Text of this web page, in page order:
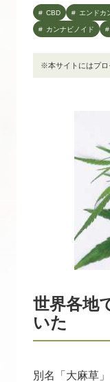
CBD エンドカ
カンナビノイド
※本サイトにはプロ
世界各地
いた
別名「大麻草